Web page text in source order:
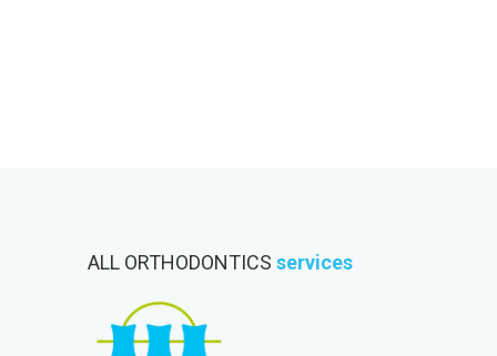
ALL ORTHODONTICS services